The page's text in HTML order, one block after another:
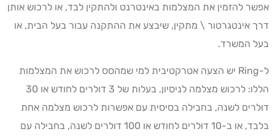
אפשר להזמין את המצלמות באינטרנט ולהתקין לבד, או לרכוש אותן
דרך אינטגרטור \ מתקין, שיבצע את ההתקנה עבור בעל הבית, או
בעל המשרד.
ל-Ring יש הצעה אטרקטיבית למי שמהסס לרכוש את המצלמות
הללו: לרכוש מצלמה לניסיון, בעלות של 3 דולרים לחודש או 30
דולרים לשנה, בחבילה בסיסית עם אפשרות לרכוש מצלמה אחת
בלבד, או ב-10 דולרים לחודש או 100 דולרים לשנה, בחבילה עם